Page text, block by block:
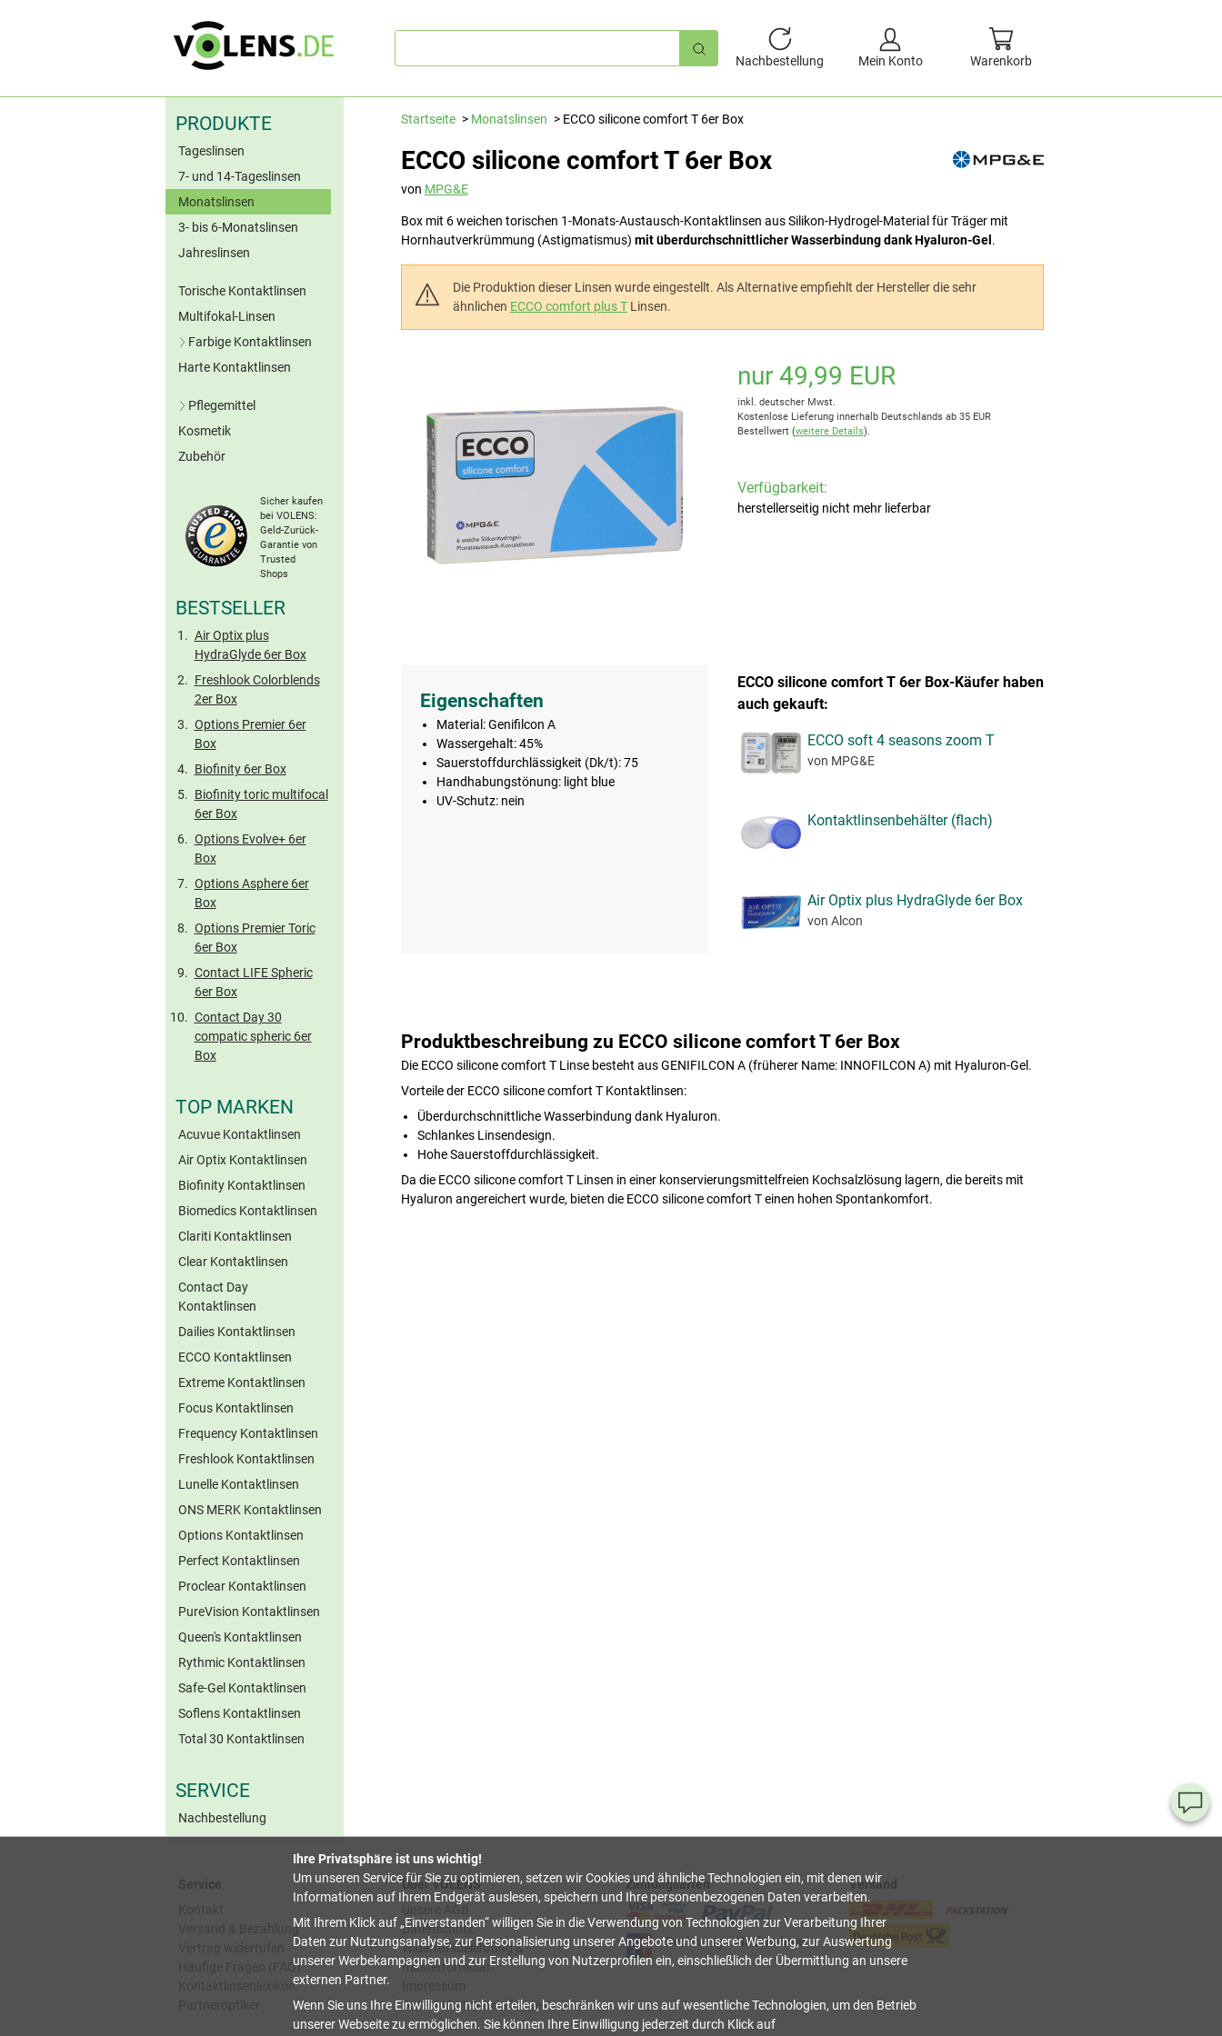
Schnellsuche
Nachbestellung
Mein Konto Warenkorb
PRODUKTE
Tageslinsen
7- und 14-Tageslinsen
Monatslinsen
3- bis 6-Monatslinsen
Jahreslinsen
Torische Kontaktlinsen
Multifokal-Linsen
Farbige Kontaktlinsen
Blaue Kontaktlinsen
Graue Kontaktlinsen
Torische Farblinsen
Harte Kontaktlinsen
Pflegemittel
All-in-One-Lösungen
Peroxid-Systeme
Kochsalzlösungen
Benetzungstropfen
Hartlinsen-Pflege
Kosmetik
Zubehör
Sicher kaufen
bei VOLENS:
Geld-Zurück-
Garantie von
Trusted
Shops
BESTSELLER
Air Optix plus
HydraGlyde 6er Box
Freshlook Colorblends
2er Box
Options Premier 6er
Box
Biofinity 6er Box
Biofinity toric multifocal
6er Box
Options Evolve+ 6er
Box
Options Asphere 6er
Box
Options Premier Toric
6er Box
Contact LIFE Spheric
6er Box
Contact Day 30
compatic spheric 6er
Box
TOP MARKEN
Acuvue Kontaktlinsen
Air Optix Kontaktlinsen
Biofinity Kontaktlinsen
Biomedics Kontaktlinsen
Clariti Kontaktlinsen
Clear Kontaktlinsen
Contact Day
Kontaktlinsen
Dailies Kontaktlinsen
ECCO Kontaktlinsen
Extreme Kontaktlinsen
Focus Kontaktlinsen
Frequency Kontaktlinsen
Freshlook Kontaktlinsen
Lunelle Kontaktlinsen
ONS MERK Kontaktlinsen
Options Kontaktlinsen
Perfect Kontaktlinsen
Proclear Kontaktlinsen
PureVision Kontaktlinsen
Queen's Kontaktlinsen
Rythmic Kontaktlinsen
Safe-Gel Kontaktlinsen
Soflens Kontaktlinsen
Total 30 Kontaktlinsen
SERVICE
Nachbestellung
Startseite Monatslinsen ECCO silicone comfort T 6er Box
ECCO silicone comfort T 6er Box
von MPG&E
Box mit 6 weichen torischen 1-Monats-Austausch-Kontaktlinsen aus Silikon-Hydrogel-Material für Träger mit
Hornhautverkrümmung (Astigmatismus) mit überdurchschnittlicher Wasserbindung dank Hyaluron-Gel .
Die Produktion dieser Linsen wurde eingestellt. Als Alternative empfiehlt der Hersteller die sehr
ähnlichen ECCO comfort plus T Linsen.
nur 49,99 EUR
inkl. deutscher Mwst.
Kostenlose Lieferung innerhalb Deutschlands ab 35 EUR
Bestellwert (weitere Details).
Verfügbarkeit:
herstellerseitig nicht mehr lieferbar
Eigenschaften
Material: Genifilcon A
Wassergehalt: 45%
Sauerstoffdurchlässigkeit (Dk/t): 75
Handhabungstönung: light blue
UV-Schutz: nein
ECCO silicone comfort T 6er Box-Käufer haben
auch gekauft:
ECCO soft 4 seasons zoom T
von MPG&E
Kontaktlinsenbehälter (flach)
Air Optix plus HydraGlyde 6er Box
von Alcon
Produktbeschreibung zu ECCO silicone comfort T 6er Box
Die ECCO silicone comfort T Linse besteht aus GENIFILCON A (früherer Name: INNOFILCON A) mit Hyaluron-Gel.
Vorteile der ECCO silicone comfort T Kontaktlinsen:
Überdurchschnittliche Wasserbindung dank Hyaluron.
Schlankes Linsendesign.
Hohe Sauerstoffdurchlässigkeit.
Da die ECCO silicone comfort T Linsen in einer konservierungsmittelfreien Kochsalzlösung lagern, die bereits mit
Hyaluron angereichert wurde, bieten die ECCO silicone comfort T einen hohen Spontankomfort.
Service
Versand & Bezahlung
Häufige Fragen (FAQ)
Kontaktlinsenlexikon
Über VOLENS
Datenschutz
Widerrufsbelehrung & -
musterformular
Datenschutzeinstellungen
Zahlungsarten
Rechnung Nachnahme
Versand
Ihre Privatsphäre ist uns wichtig!
Um unseren Service für Sie zu optimieren, setzen wir Cookies und ähnliche Technologien ein, mit denen wir
Informationen auf Ihrem Endgerät auslesen, speichern und Ihre personenbezogenen Daten verarbeiten.
Mit Ihrem Klick auf Einverstanden willigen Sie in die Verwendung von Technologien zur Verarbeitung Ihrer
Daten zur Nutzungsanalyse, zur Personalisierung unserer Angebote und unserer Werbung, zur Auswertung
unserer Werbekampagnen und zur Erstellung von Nutzerprofilen ein, einschließlich der Übermittlung an unsere
externen Partner.
Wenn Sie uns Ihre Einwilligung nicht erteilen, beschränken wir uns auf wesentliche Technologien, um den Betrieb
unserer Webseite zu ermöglichen. Sie können Ihre Einwilligung jederzeit durch Klick auf
Sie